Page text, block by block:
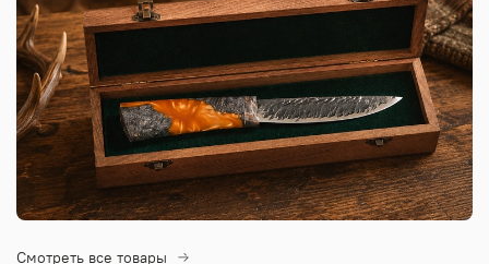
Смотреть все товары